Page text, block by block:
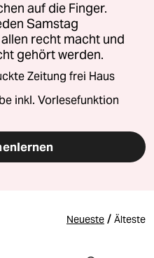
auf die Finger.
Samstag
recht macht und
gehört werden.
Zeitung frei Haus
inkl. Vorlesefunktion
Neueste / Älteste